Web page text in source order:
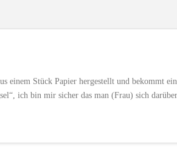
einem Stück Papier hergestellt und bekommt ein
ich bin mir sicher das man (Frau) sich darüber